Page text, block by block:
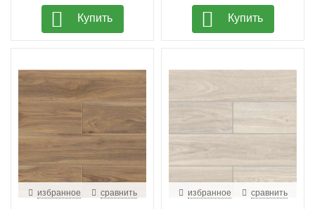
Купить Купить
избранное сравнить избранное сравнить